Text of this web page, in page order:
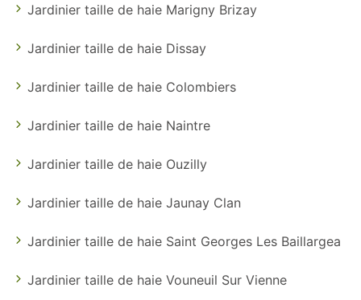
Jardinier taille de haie Marigny Brizay
Jardinier taille de haie Dissay
Jardinier taille de haie Colombiers
Jardinier taille de haie Naintre
Jardinier taille de haie Ouzilly
Jardinier taille de haie Jaunay Clan
Jardinier taille de haie Saint Georges Les Baillargea
Jardinier taille de haie Vouneuil Sur Vienne